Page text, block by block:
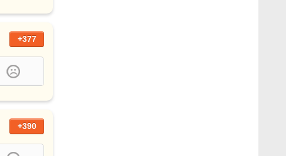
+377
+390